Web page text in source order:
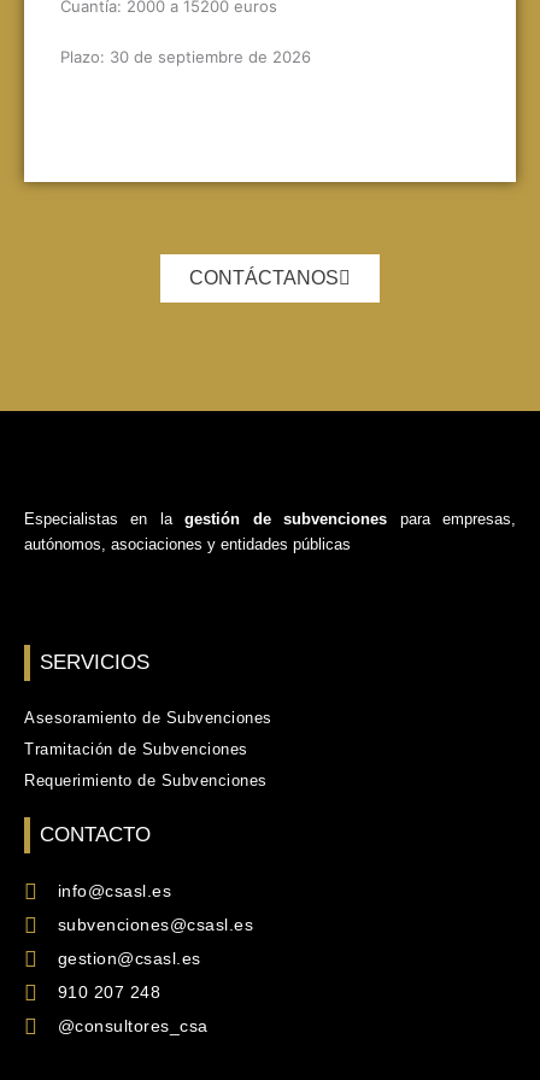
Cuantía: 2000 a 15200 euros
Plazo: 30 de septiembre de 2026
CONTÁCTANOS
Especialistas en lagestión de subvenciones para empresas,
autónomos, asociaciones y entidades públicas
SERVICIOS
Asesoramiento de Subvenciones
Tramitación de Subvenciones
Requerimiento de Subvenciones
CONTACTO
info@csasl.es
subvenciones@csasl.es
gestion@csasl.es
910 207 248
@consultores_csa